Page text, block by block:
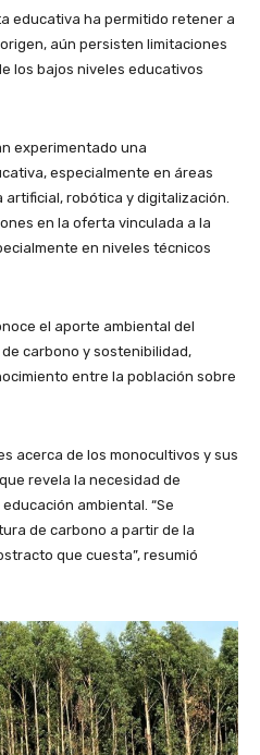
educativa ha permitido retener a
aún persisten limitaciones
los bajos niveles educativos
experimentado una
especialmente en áreas
robótica y digitalización.
en la oferta vinculada a la
en niveles técnicos
el aporte ambiental del
carbono y sostenibilidad,
entre la población sobre
acerca de los monocultivos y sus
revela la necesidad de
ambiental. “Se
de carbono a partir de la
que cuesta”, resumió